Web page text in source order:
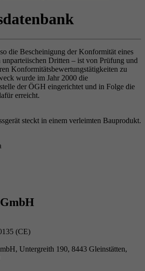
die Bescheinigung der Konformität eines
unparteiischen Dritten – ist von Prüfung und
Konformitätsbewertungstätigkeiten zu
wurde im Jahr 2000 die
der ÖGH eingerichtet und in Folge die
erreicht.
(CE)
Untergreith 190, 8443 Gleinstätten,